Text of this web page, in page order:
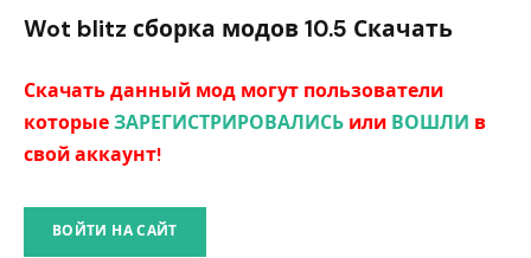
Wot blitz сборка модов 10.5 Скачать
Скачать данный мод могут пользователи
которыеЗАРЕГИСТРИРОВАЛИСЬ или ВОШЛИ в
свой аккаунт!
ВОЙТИ НА САЙТ